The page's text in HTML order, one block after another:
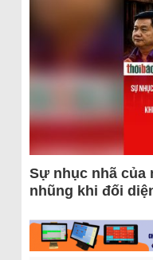
Sự nhục nhã của
nhũng khi đối